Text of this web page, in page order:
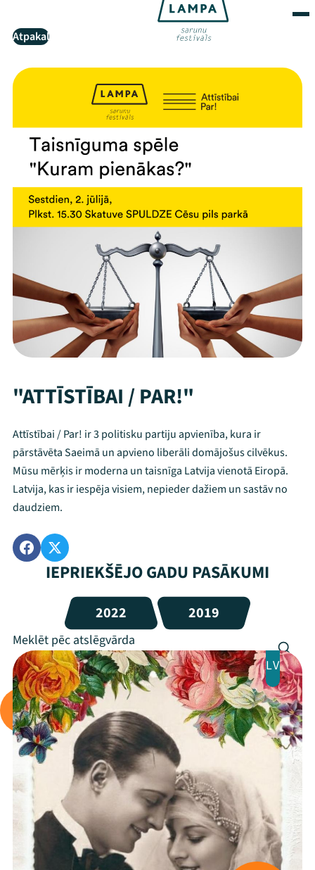
Mana programma
Festivāls
Programma
Arhīvs
Atpakaļ
"ATTĪSTĪBAI / PAR!"
Attīstībai / Par! ir 3 politisku partiju apvienība, kura ir
pārstāvēta Saeimā un apvieno liberāli domājošus cilvēkus.
Mūsu mērķis ir moderna un taisnīga Latvija vienotā Eiropā.
Latvija, kas ir iespēja visiem, nepieder dažiem un sastāv no
daudziem.
IEPRIEKŠĒJO GADU PASĀKUMI
2022 2019
LV